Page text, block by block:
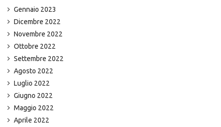
Gennaio 2023
Dicembre 2022
Novembre 2022
Ottobre 2022
Settembre 2022
Agosto 2022
Luglio 2022
Giugno 2022
Maggio 2022
Aprile 2022